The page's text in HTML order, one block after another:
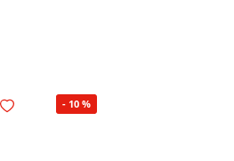
Legg i ønskelisten
- 10 %